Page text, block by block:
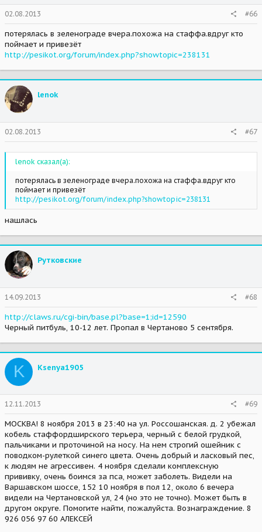
02.08.2013 #66
потерялась в зеленограде вчера.похожа на стаффа.вдруг кто
поймает и привезёт
http://pesikot.org/forum/index.php?showtopic=238131
lenok
02.08.2013 #67
lenok сказал(а):
потерялась в зеленограде вчера.похожа на стаффа.вдруг кто
поймает и привезёт
http://pesikot.org/forum/index.php?showtopic=238131
нашлась
Рутковские
14.09.2013 #68
http://claws.ru/cgi-bin/base.pl?base=1;id=12590
Черный питбуль, 10-12 лет. Пропал в Чертаново 5 сентября.
K Ksenya1905
12.11.2013 #69
МОСКВА! 8 ноября 2013 в 23:40 на ул. Россошанская. д. 2 убежал
кобель стаффордширского терьера, черный с белой грудкой,
пальчиками и проточиной на носу. На нем строгий ошейник с
поводком-рулеткой синего цвета. Очень добрый и ласковый пес,
к людям не агрессивен. 4 ноября сделали комплексную
прививку, очень боимся за пса, может заболеть. Видели на
Варшавском шоссе, 152 10 ноября в пол 12, около 6 вечера
видели на Чертановской ул, 24 (но это не точно). Может быть в
другом округе. Помогите найти, пожалуйста. Вознаграждение. 8
926 056 97 60 АЛЕКСЕЙ